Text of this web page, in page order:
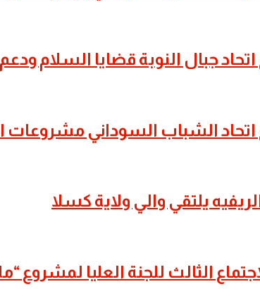
جبال النوبة قضايا السلام
الشباب السوداني مشروعات
يلتقي والي ولاية كسلا
الثالث للجنة العليا لمشروع